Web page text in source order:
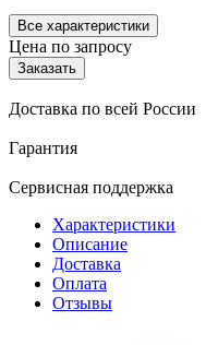
Все характеристики
Цена по запросу
Заказать
Доставка по всей России
Гарантия
Сервисная поддержка
Характеристики
Описание
Доставка
Оплата
Отзывы